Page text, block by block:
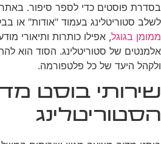
בסדרת פוסטים כדי לספר סיפור.
לשלב סטוריטלינג בעמוד "אודות" או
ממומן בגוגל, אפילו כותרות ותיאורי
אלמנטים של סטוריטלינג. הסוד הוא
ולקהל היעד של כל פלטפורמה.
שירותי בוסט
הסטוריטלינג